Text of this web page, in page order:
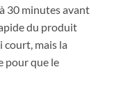
30 minutes avant
du produit
court, mais la
pour que le